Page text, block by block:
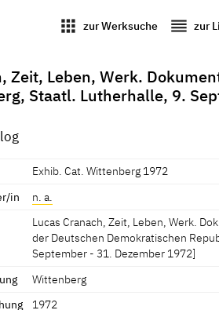
apps zur Werksuche reorder zur
Zeit, Leben, Werk.
Staatl. Lutherhalle, 9.
Exhib. Cat. Wittenberg 1972
in
n. a.
Lucas Cranach, Zeit, Leben, Werk.
der Deutschen Demokratischen
September - 31. Dezember 1972]
Wittenberg
1972